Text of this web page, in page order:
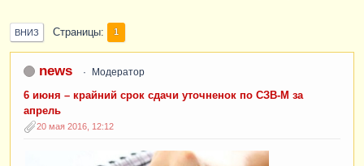
ВНИЗ Страницы 1
news Модератор
6 июня – крайний срок сдачи уточненок по СЗВ-М за
апрель
20 мая 2016, 12:12